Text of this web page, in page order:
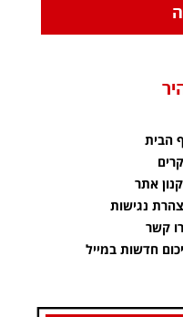
הבית
אתר
נגישות
קשר
חדשות במייל